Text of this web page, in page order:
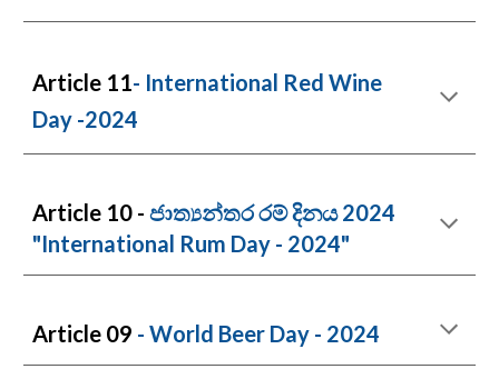
Article 11- International Red Wine
Day -2024
Article 10 -ජාත්‍යන්තර රම් දිනය 2024
"International Rum Day - 2024"
Article 09 - World Beer Day - 2024